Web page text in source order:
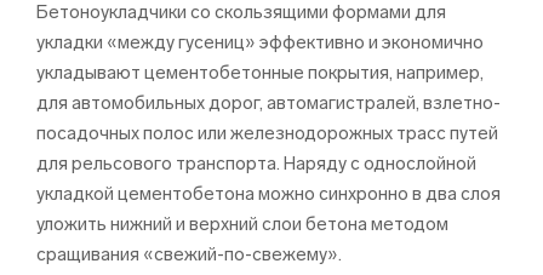
Бетоноукладчики со скользящими формами для
укладки «между гусениц» эффективно и экономично
укладывают цементобетонные покрытия, например,
для автомобильных дорог, автомагистралей, взлетно-
посадочных полос или железнодорожных трасс путей
для рельсового транспорта. Наряду с однослойной
укладкой цементобетона можно синхронно в два слоя
уложить нижний и верхний слои бетона методом
сращивания «свежий-по-свежему».